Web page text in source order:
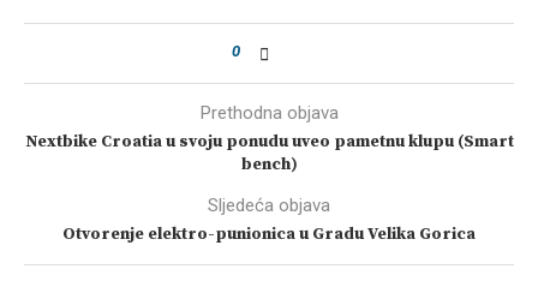
0
Prethodna objava
Nextbike Croatia u svoju ponudu uveo pametnu klupu (Smart
bench)
Sljedeća objava
Otvorenje elektro-punionica u Gradu Velika Gorica